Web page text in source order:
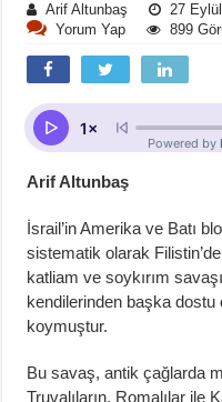
Arif Altunbaş 27
Yorum Yap
899
Arif Altunbaş
İsrail’in Amerika ve Batı
sistematik olarak
katliam ve soykırım
kendilerinden başka dostu
koymuştur.
Bu savaş, antik çağlarda
Truvalıların, Romalılar ile